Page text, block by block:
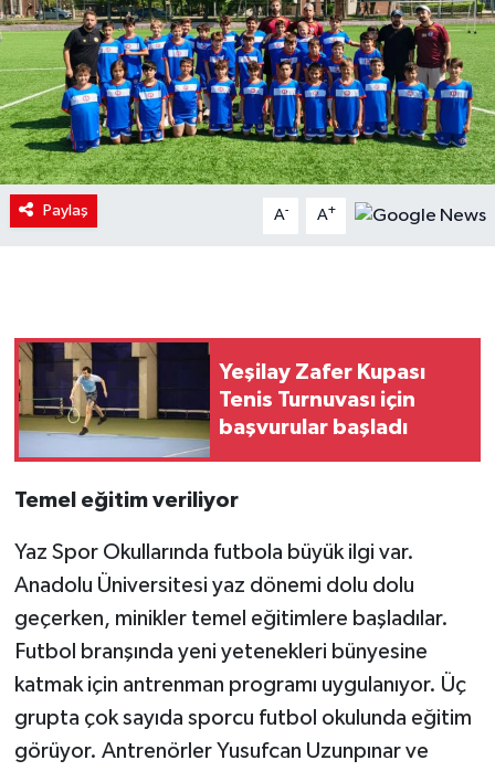
Paylaş A- A+
Yeşilay Zafer Kupası
Tenis Turnuvası için
başvurular başladı
Temel eğitim veriliyor
Yaz Spor Okullarında futbola büyük ilgi var.
Anadolu Üniversitesi yaz dönemi dolu dolu
geçerken, minikler temel eğitimlere başladılar.
Futbol branşında yeni yetenekleri bünyesine
katmak için antrenman programı uygulanıyor. Üç
grupta çok sayıda sporcu futbol okulunda eğitim
görüyor. Antrenörler Yusufcan Uzunpınar ve